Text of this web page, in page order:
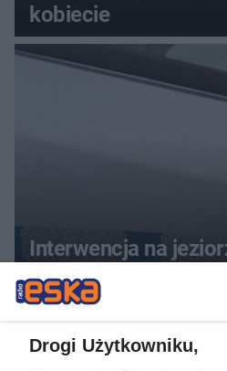
kobiecie
Interwencja na
Rodzina na rowerze
potrzebowała
Drogi Użytkowniku,